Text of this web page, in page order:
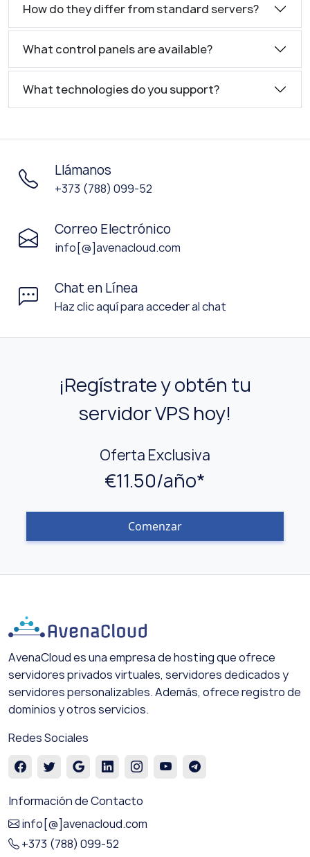
How do they differ from standard servers?
What control panels are available?
What technologies do you support?
Llámanos
+373 (788) 099-52
Correo Electrónico
info[@]avenacloud.com
Chat en Línea
Haz clic aquí para acceder al chat
¡Regístrate y obtén tu
servidor VPS hoy!
Oferta Exclusiva
€11.50/año*
Comenzar
AvenaCloud es una empresa de hosting que ofrece
servidores privados virtuales, servidores dedicados y
servidores personalizables. Además, ofrece registro de
dominios y otros servicios.
Redes Sociales
Información de Contacto
info[@]avenacloud.com
+373 (788) 099-52